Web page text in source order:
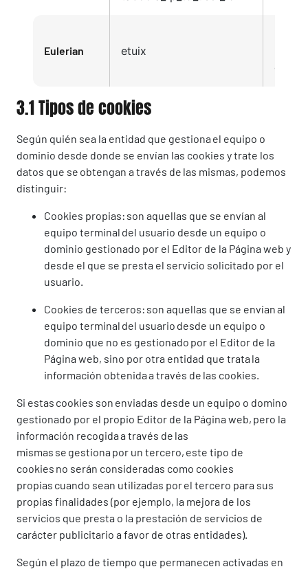
Eulerian etuix
de
3.1 Tipos de cookies
Según quién sea la entidad que gestiona el equipo o
dominio desde donde se envían las cookies y trate los
datos que se obtengan a través de las mismas, podemos
distinguir:
Cookies propias: son aquellas que se envían al
equipo terminal del usuario desde un equipo o
dominio gestionado por el Editor de la Página web y
desde el que se presta el servicio solicitado por el
usuario.
Cookies de terceros: son aquellas que se envían al
equipo terminal del usuario desde un equipo o
dominio que no es gestionado por el Editor de la
Página web, sino por otra entidad que trata la
información obtenida a través de las cookies.
Si estas cookies son enviadas desde un equipo o domino
gestionado por el propio Editor de la Página web, pero la
información recogida a través de las
mismas se gestiona por un tercero, este tipo de
cookies no serán consideradas como cookies
propias cuando sean utilizadas por el tercero para sus
propias finalidades (por ejemplo, la mejora de los
servicios que presta o la prestación de servicios de
carácter publicitario a favor de otras entidades).
Según el plazo de tiempo que permanecen activadas en